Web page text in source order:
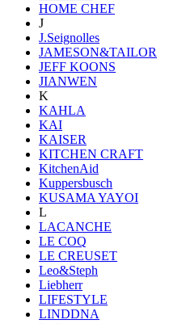
HOME CHEF
J
J.Seignolles
JAMESON&TAILOR
JEFF KOONS
JIANWEN
K
KAHLA
KAI
KAISER
KITCHEN CRAFT
KitchenAid
Kuppersbusch
KUSAMA YAYOI
L
LACANCHE
LE COQ
LE CREUSET
Leo&Steph
Liebherr
LIFESTYLE
LINDDNA